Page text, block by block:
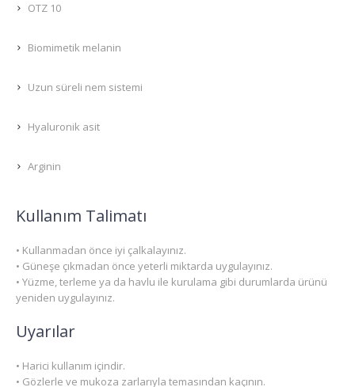
OTZ 10
Biomimetik melanin
Uzun süreli nem sistemi
Hyaluronik asit
Arginin
Kullanım Talimatı
• Kullanmadan önce iyi çalkalayınız.
• Güneşe çıkmadan önce yeterli miktarda uygulayınız.
• Yüzme, terleme ya da havlu ile kurulama gibi durumlarda ürünü
yeniden uygulayınız.
Uyarılar
• Harici kullanım içindir.
• Gözlerle ve mukoza zarlarıyla temasından kaçının.